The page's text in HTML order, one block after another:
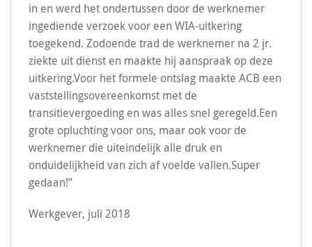
in en werd het ondertussen door de werknemer
ingediende verzoek voor een WIA-uitkering
toegekend. Zodoende trad de werknemer na 2 jr.
ziekte uit dienst en maakte hij aanspraak op deze
uitkering.Voor het formele ontslag maakte ACB een
vaststellingsovereenkomst met de
transitievergoeding en was alles snel geregeld.Een
grote opluchting voor ons, maar ook voor de
werknemer die uiteindelijk alle druk en
onduidelijkheid van zich af voelde vallen.Super
gedaan!”
Werkgever, juli 2018